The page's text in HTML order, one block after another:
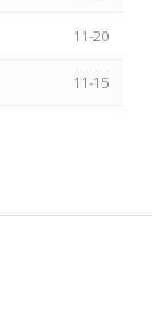
11-20
11-15